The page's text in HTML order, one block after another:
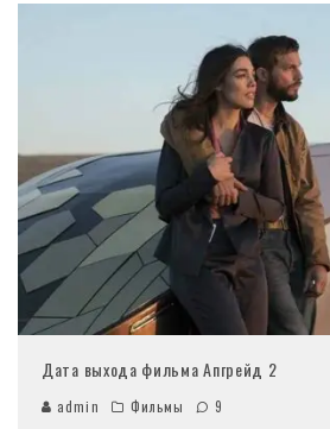
Дата выхода фильма Апгрейд 2
admin Фильмы 9